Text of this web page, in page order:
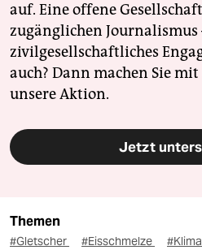
auf. Eine offene
zugänglichen Journalismus
zivilgesellschaftliches
auch? Dann machen Sie
unsere Aktion.
Jetzt
Themen
#Gletscher #Eisschmelze